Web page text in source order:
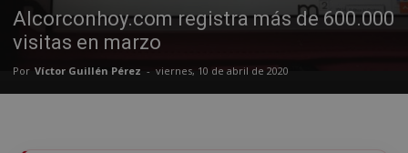
Alcorconhoy.com registra más de 600.000
visitas en marzo
Por Víctor Guillén Pérez - viernes, 10 de abril de 2020